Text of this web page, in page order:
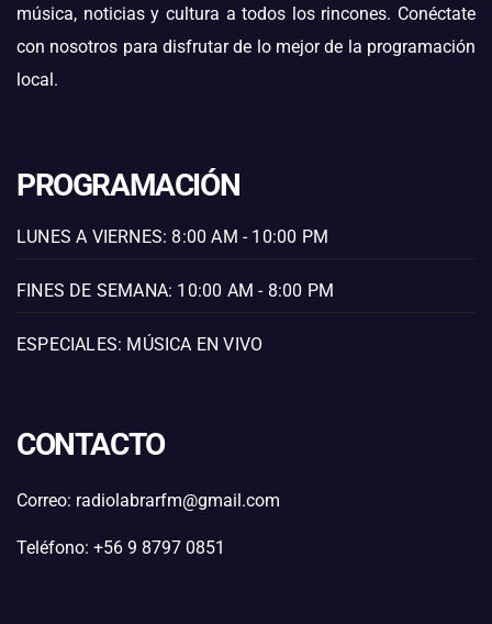
música, noticias y cultura a todos los rincones. Conéctate
con nosotros para disfrutar de lo mejor de la programación
local.
PROGRAMACIÓN
LUNES A VIERNES: 8:00 AM - 10:00 PM
FINES DE SEMANA: 10:00 AM - 8:00 PM
ESPECIALES: MÚSICA EN VIVO
CONTACTO
Correo: radiolabrarfm@gmail.com
Teléfono: +56 9 8797 0851